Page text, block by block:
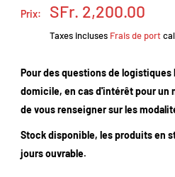
Prix:
Prix
SFr. 2,200.00
Taxes incluses Frais de port
Pour des questions de logistiques
domicile, en cas d'intérêt pour un
de vous renseigner sur les
Stock disponible, les produits en
jours ouvrable.